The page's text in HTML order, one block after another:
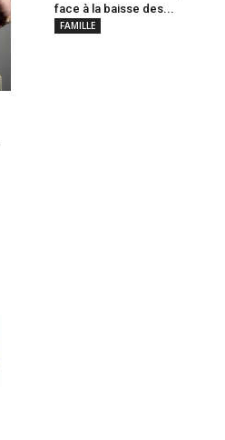
face à la baisse des...
FAMILLE